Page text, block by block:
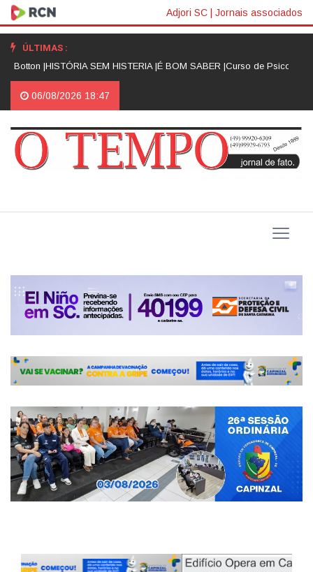
Adjori SC | Jornais associados
ÚLTIMAS :
Botton |HISTÓRIA SEM HISTERIA |É BOM SABER |Curso de Psicologia
06/08/2026 18:47